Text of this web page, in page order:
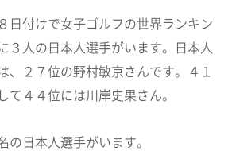
日付けで女子ゴルフの世界ランキン
３人の日本人選手がいます。日本人
、２７位の野村敏京さんです。４１
て４４位には川岸史果さん。
の日本人選手がいます。